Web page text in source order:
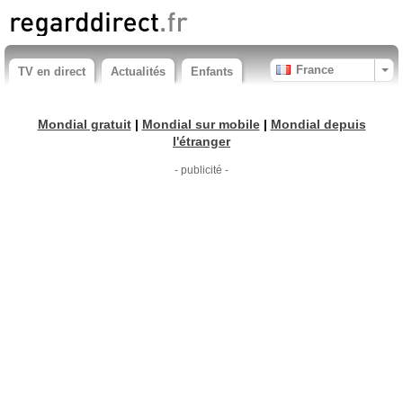
TV en direct Actualités Enfants France
Mondial gratuit| Mondial sur mobile| Mondial depuis
l'étranger
- publicité -